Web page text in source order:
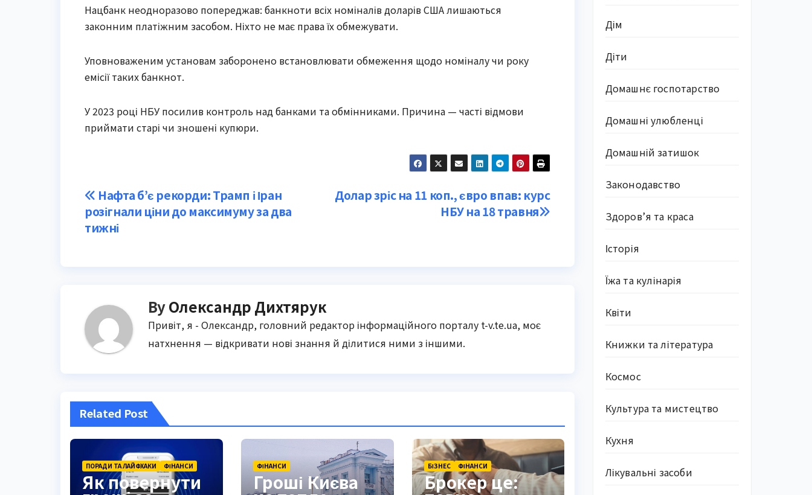
Нацбанк неодноразово попереджав: банкноти всіх номіналів доларів США лишаються
законним платіжним засобом. Ніхто не має права їх обмежувати.
Уповноваженим установам заборонено встановлювати обмеження щодо номіналу чи року
емісії таких банкнот.
У 2023 році НБУ посилив контроль над банками та обмінниками. Причина — часті відмови
приймати старі чи зношені купюри.
Post
navigation
Долар зріс на 11 коп., євро впав: курс
НБУ на 18 травня
Нафта б’є рекорди: Трамп і Іран
розігнали ціни до максимуму за два
тижні
ByОлександр Дихтярук
Привіт, я - Олександр, головний редактор інформаційного порталу t-v.te.ua, моє
натхнення — відкривати нові знання й ділитися ними з іншими.
Related Post
ПОРАДИ ТА ЛАЙФХАКИ ФІНАНСИ
Як повернути
ФІНАНСИ
Гроші Києва
БІЗНЕС ФІНАНСИ
Брокер це:
Дім
Діти
Домашнє госпотарство
Домашні улюбленці
Домашній затишок
Законодавство
Здоров’я та краса
Історія
Їжа та кулінарія
Квіти
Книжки та література
Космос
Культура та мистецтво
Кухня
Лікувальні засоби